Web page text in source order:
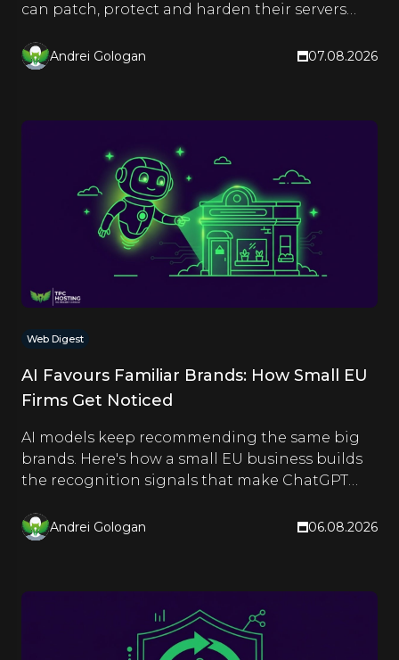
can patch, protect and harden their servers
Andrei Gologan 07.08.2026
Web Digest
AI Favours Familiar Brands: How Small EU
Firms Get Noticed
AI models keep recommending the same big
brands. Here's how a small EU business builds
the recognition signals that make ChatGPT
Andrei Gologan 06.08.2026